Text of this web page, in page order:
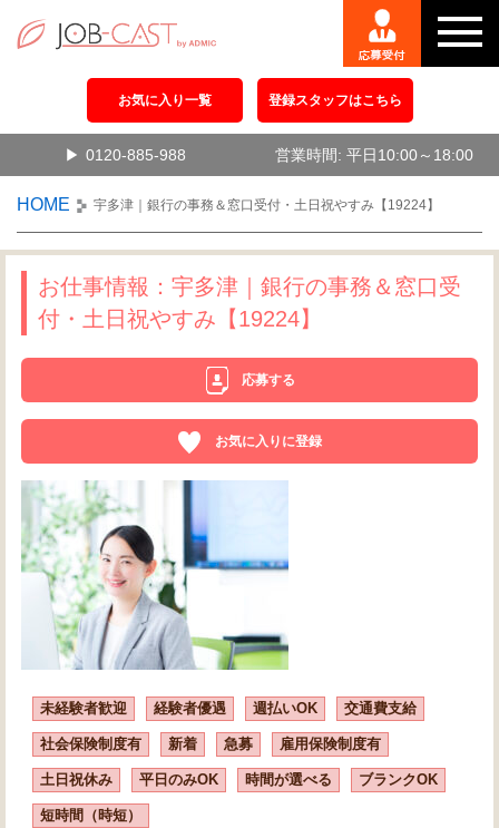
お気に入り一覧 登録スタッフはこちら
0120-885-988 営業時間: 平日10:00～18:00
HOME 宇多津｜銀行の事務＆窓口受付・土日祝やすみ【19224】
お仕事情報：宇多津｜銀行の事務＆窓口受
付・土日祝やすみ【19224】
応募する
お気に入りに登録
未経験者歓迎 経験者優遇 週払いOK 交通費支給
社会保険制度有 新着 急募 雇用保険制度有
土日祝休み 平日のみOK 時間が選べる ブランクOK
短時間（時短）